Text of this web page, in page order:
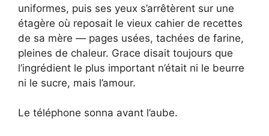
uniformes, puis ses yeux s’arrêtèrent sur une
étagère où reposait le vieux cahier de recettes
de sa mère — pages usées, tachées de farine,
pleines de chaleur. Grace disait toujours que
l’ingrédient le plus important n’était ni le beurre
ni le sucre, mais l’amour.
Le téléphone sonna avant l’aube.